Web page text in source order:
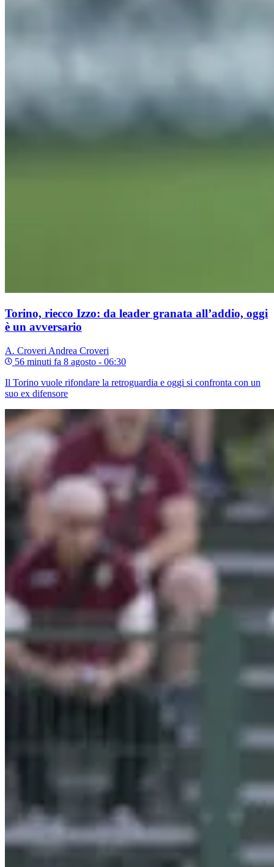
Torino, riecco Izzo: da leader granata all’addio, oggi
è un avversario
A. Croveri Andrea Croveri
56 minuti fa 8 agosto - 06:30
Il Torino vuole rifondare la retroguardia e oggi si confronta con un
suo ex difensore